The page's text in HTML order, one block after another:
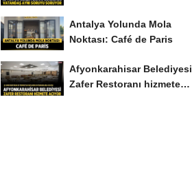
Antalya Yolunda Mola
Noktası: Café de Paris
Afyonkarahisar Belediyesi
Zafer Restoranı hizmete